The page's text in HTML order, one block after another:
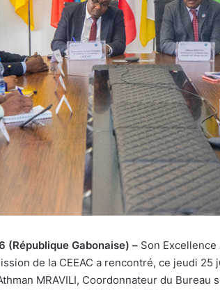
(République Gabonaise) – Son Excellence
de la CEEAC a rencontré, ce jeudi 25
MRAVILI, Coordonnateur du Bureau